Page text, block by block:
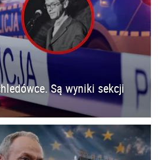
Są wyniki sekcji